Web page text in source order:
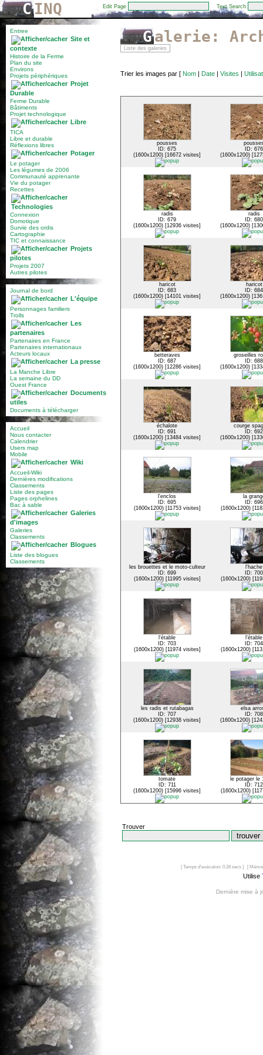
C INQ Edit Page Text Search
Entree
Site et
contexte
Histoire de la Ferme
Plan du site
Environs
Projets périphériques
Projet
Durable
Ferme Durable
Bâtiments
Projet technologique
Libre
TICA
Libre et durable
Réflexions libres
Potager
Le potager
Les légumes de 2006
Communauté apprenante
Vie du potager
Recettes
Technologies
Connexion
Domotique
Survie des ordis
Cartographie
TIC et connaissance
Projets
pilotes
Projets 2007
Autres pilotes
Journal de bord
L'équipe
Personnages familiers
Trolls
Les
partenaires
Partenaires en France
Partenaires internationaux
Acteurs locaux
La presse
La Manche Libre
La semaine du DD
Ouest France
Documents
utiles
Documents à télécharger
Accueil
Nous contacter
Calendrier
Users map
Mobile
Wiki
Accueil-Wiki
Dernières modifications
Classements
Liste des pages
Pages orphelines
Bac à sable
Galeries
d'images
Galeries
Classements
Blogues
Liste des blogues
Classements
Galerie:
Liste des galeries
Trier les images par [ Nom | Date | Visites |
pousses
ID: 675
(1600x1200) [16672 visites]
ID: 676
(1600x1200)
radis
ID: 679
(1600x1200) [12936 visites]
radis
ID: 680
(1600x1200)
haricot
ID: 683
(1600x1200) [14101 visites]
haricot
ID: 684
(1600x1200)
betteraves
ID: 687
(1600x1200) [12286 visites]
groseilles
ID: 688
(1600x1200)
échalote
ID: 691
(1600x1200) [13484 visites]
courge
ID: 692
(1600x1200)
l'enclos
ID: 695
(1600x1200) [11753 visites]
la
ID: 696
(1600x1200)
les brouettes et le moto-culteur
ID: 699
(1600x1200) [11995 visites]
l'hache
ID: 700
(1600x1200)
l'étable
ID: 703
(1600x1200) [11974 visites]
l'étable
ID: 704
(1600x1200)
les radis et rutabagas
ID: 707
(1600x1200) [12938 visites]
elsa
ID: 708
(1600x1200)
tomate
ID: 711
(1600x1200) [15996 visites]
le potager le
ID: 712
(1600x1200)
Trouver
[ Temps d'exécution: 0.28 secs ] [
Utilise
Dernière mise à